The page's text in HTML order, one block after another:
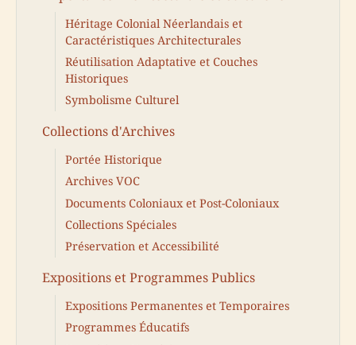
Héritage Colonial Néerlandais et
Caractéristiques Architecturales
Réutilisation Adaptative et Couches
Historiques
Symbolisme Culturel
Collections d'Archives
Portée Historique
Archives VOC
Documents Coloniaux et Post-Coloniaux
Collections Spéciales
Préservation et Accessibilité
Expositions et Programmes Publics
Expositions Permanentes et Temporaires
Programmes Éducatifs